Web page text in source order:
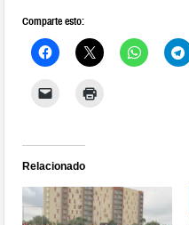
Comparte esto:
Relacionado